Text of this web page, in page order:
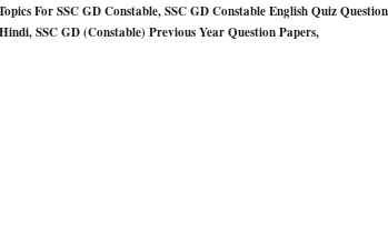
For SSC GD Constable, SSC GD Constable English Quiz
SSC GD (Constable) Previous Year Question Papers,